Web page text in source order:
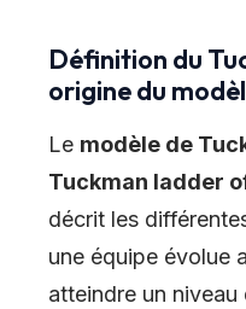
Définition du
origine du
Le modèle de
Tuckman ladder
décrit les
une équipe évolue
atteindre un